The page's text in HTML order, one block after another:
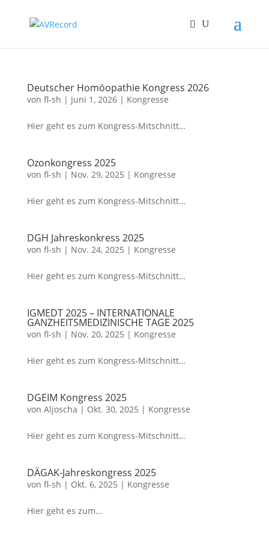
Deutscher Homöopathie Kongress 2026
von fl-sh | Juni 1, 2026| Kongresse
Hier geht es zum Kongress-Mitschnitt…
Ozonkongress 2025
von fl-sh | Nov. 29, 2025 | Kongresse
Hier geht es zum Kongress-Mitschnitt…
DGH Jahreskonkress 2025
von fl-sh | Nov. 24, 2025 | Kongresse
Hier geht es zum Kongress-Mitschnitt…
IGMEDT 2025 – INTERNATIONALE
GANZHEITSMEDIZINISCHE TAGE 2025
von fl-sh | Nov. 20, 2025 | Kongresse
Hier geht es zum Kongress-Mitschnitt…
DGEIM Kongress 2025
von Aljoscha | Okt. 30, 2025 | Kongresse
Hier geht es zum Kongress-Mitschnitt…
DÄGAK-Jahreskongress 2025
von fl-sh | Okt. 6, 2025 | Kongresse
Hier geht es zum...